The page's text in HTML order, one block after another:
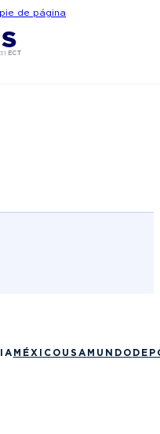
de página
ECT
MÉXICO USA MUNDO